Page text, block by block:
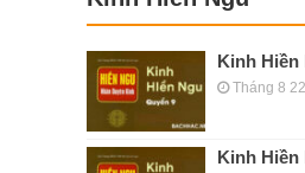
Kinh Hiền
Tháng 8
Kinh Hiền